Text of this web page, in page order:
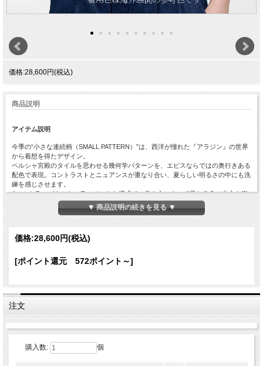
価格:28,600円(税込)
商品説明
アイテム説明
今季の“小さな連続柄（SMALL PATTERN）”は、西洋が憧れた『アラジン』の世界
から着想を得たデザイン。
ペルシャ宮殿のタイルを思わせる幾何学パターンを、エピスならではの奥行きある
配色で表現。コントラストとニュアンスが重なり合い、夏らしい明るさの中にも洗
練を感じさせます。
4つのカラーパネルをコラージュした構成で、巻き方によって異なる色の出方を楽
しめます。控えめな柄のセルベッジもアクセントに。
上質なファインコットン100％の軽やかな平織りは、さらりと心地よい肌ざわり。
手洗い可能で、日常からリゾートまで幅広く活躍します。
アイテム詳細
カラー Ｃ-AQUA Ｆ-BLACK
製造国 インド
サイズ 90cmx200cm
カラーバリエーション
▼ 商品説明の続きを見る ▼
価格:28,600円(税込)
[ポイント還元 572ポイント～]
注文
購入数: 個